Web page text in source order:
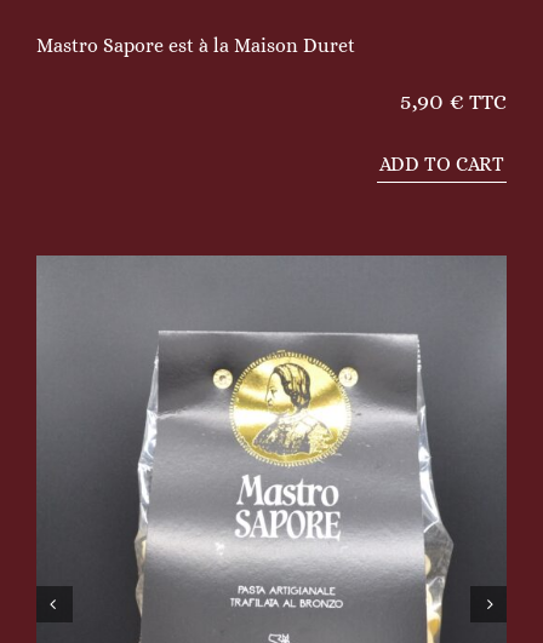
Mastro Sapore est à la Maison Duret
5,90 € TTC
quantity
ADD TO CART